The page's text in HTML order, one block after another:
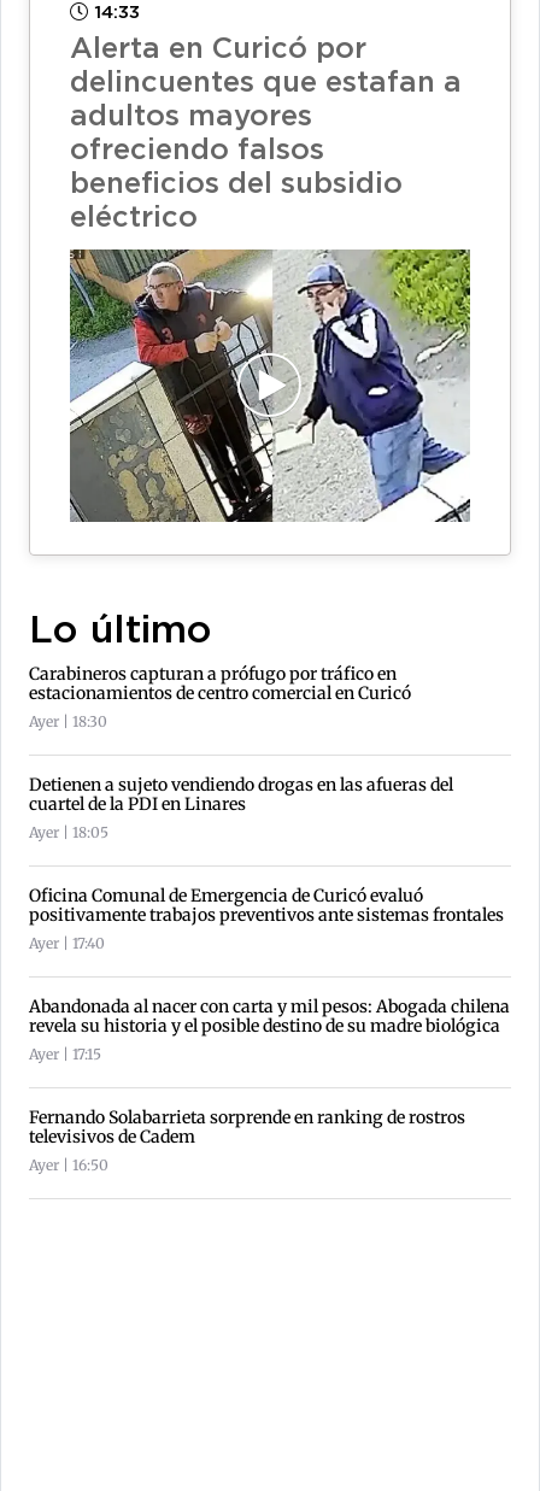
14:33
Alerta en Curicó por
delincuentes que estafan a
adultos mayores
ofreciendo falsos
beneficios del subsidio
eléctrico
Lo último
Carabineros capturan a prófugo por tráfico en
estacionamientos de centro comercial en Curicó
Ayer | 18:30
Detienen a sujeto vendiendo drogas en las afueras del
cuartel de la PDI en Linares
Ayer | 18:05
Oficina Comunal de Emergencia de Curicó evaluó
positivamente trabajos preventivos ante sistemas frontales
Ayer | 17:40
Abandonada al nacer con carta y mil pesos: Abogada chilena
revela su historia y el posible destino de su madre biológica
Ayer | 17:15
Fernando Solabarrieta sorprende en ranking de rostros
televisivos de Cadem
Ayer | 16:50